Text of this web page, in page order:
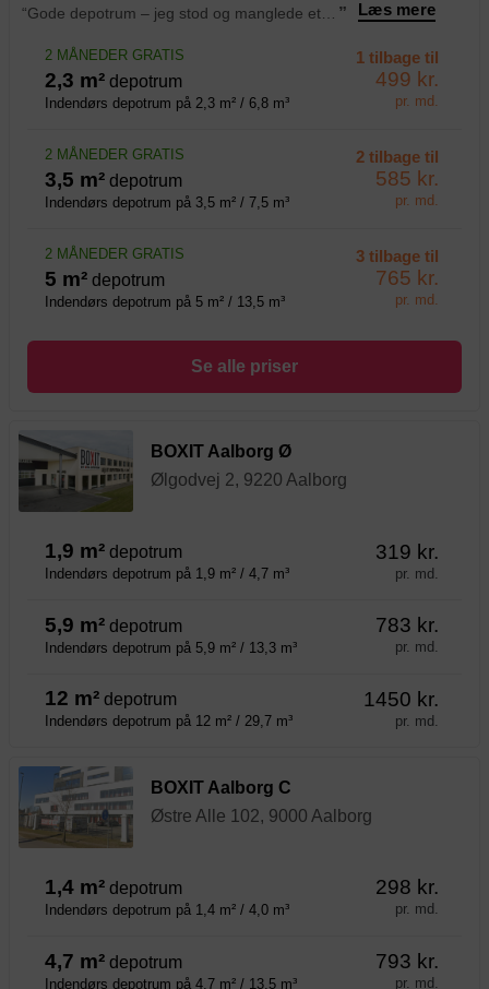
“Gode depotrum – jeg stod og manglede et depotrum i forbindelse med flytning, og her gav Emil den bedste service. ” Læs mere
2 MÅNEDER GRATIS
2,3 m² depotrum
Indendørs depotrum på 2,3 m² / 6,8 m³
1 tilbage til
499 kr.
pr. md.
2 MÅNEDER GRATIS
3,5 m² depotrum
Indendørs depotrum på 3,5 m² / 7,5 m³
2 tilbage til
585 kr.
pr. md.
2 MÅNEDER GRATIS
5 m² depotrum
Indendørs depotrum på 5 m² / 13,5 m³
3 tilbage til
765 kr.
pr. md.
Se alle priser
BOXIT Aalborg Ø
Ølgodvej 2, 9220 Aalborg
1,9 m² depotrum
Indendørs depotrum på 1,9 m² / 4,7 m³
319 kr.
pr. md.
5,9 m² depotrum
Indendørs depotrum på 5,9 m² / 13,3 m³
783 kr.
pr. md.
12 m² depotrum
Indendørs depotrum på 12 m² / 29,7 m³
1450 kr.
pr. md.
BOXIT Aalborg C
Østre Alle 102, 9000 Aalborg
1,4 m² depotrum
Indendørs depotrum på 1,4 m² / 4,0 m³
298 kr.
pr. md.
4,7 m² depotrum
Indendørs depotrum på 4,7 m² / 13,5 m³
793 kr.
pr. md.